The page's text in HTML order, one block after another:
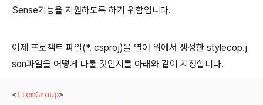
Sense기능을 지원하도록 하기 위함입니다.
이제 프로젝트 파일(*. csproj)을 열어 위에서 생성한 stylecop.j
son파일을 어떻게 다룰 것인지를 아래와 같이 지정합니다.
<ItemGroup>